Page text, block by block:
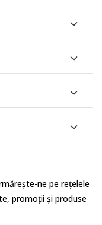
ne pe rețelele
promoții și produse